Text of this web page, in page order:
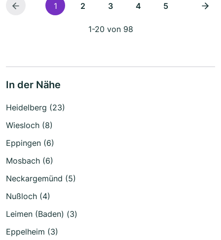
1 2 3 4 5
1-20 von 98
In der Nähe
Heidelberg (23)
Wiesloch (8)
Eppingen (6)
Mosbach (6)
Neckargemünd (5)
Nußloch (4)
Leimen (Baden) (3)
Eppelheim (3)